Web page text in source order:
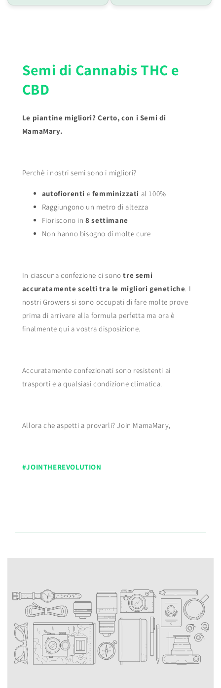
Semi di Cannabis THC e
CBD
Le piantine migliori? Certo, con i Semi di
MamaMary.
Perchè i nostri semi sono i migliori?
autofiorenti e femminizzati al 100%
Raggiungono un metro di altezza
Fioriscono in8 settimane
Non hanno bisogno di molte cure
In ciascuna confezione ci sonotre semi
accuratamente scelti tra le migliori genetiche. I
nostri Growers si sono occupati di fare molte prove
prima di arrivare alla formula perfetta ma ora è
finalmente qui a vostra disposizione.
Accuratamente confezionati sono resistenti ai
trasporti e a qualsiasi condizione climatica.
Allora che aspetti a provarli? Join MamaMary,
#JOINTHEREVOLUTION